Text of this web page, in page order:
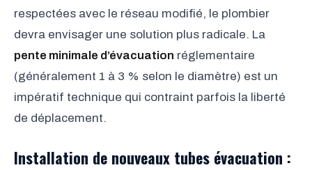
respectées avec le réseau modifié, le plombier
devra envisager une solution plus radicale. La
pente minimale d’évacuation réglementaire
(généralement 1 à 3 % selon le diamètre) est un
impératif technique qui contraint parfois la liberté
de déplacement.
Installation de nouveaux tubes évacuation :